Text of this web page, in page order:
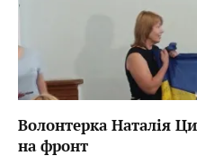
Волонтерка Наталія
на фронт